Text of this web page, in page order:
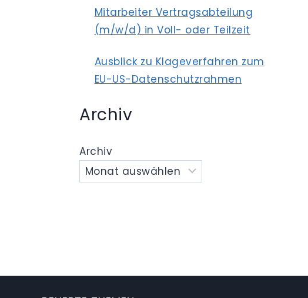
Mitarbeiter Vertragsabteilung
(m/w/d) in Voll- oder Teilzeit
Ausblick zu Klageverfahren zum
EU-US-Datenschutzrahmen
Archiv
Archiv